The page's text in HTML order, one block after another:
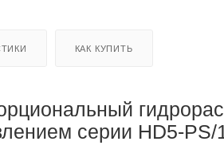
КАК КУПИТЬ
серии HD5-